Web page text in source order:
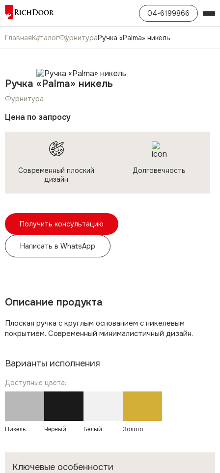
04-6199866
ГлавнаяКаталогФурнитураРучка «Palma» никель
Ручка «Palma» никель
Фурнитура
Цена по запросу
Современный плоский
дизайн
Долговечность
Получить консультацию
Написать в WhatsApp
Описание продукта
Плоская ручка с круглым основанием с никелевым
покрытием. Современный минималистичный дизайн.
Варианты исполнения
Доступные цвета:
Никель Черный Белый Золото
Ключевые особенности